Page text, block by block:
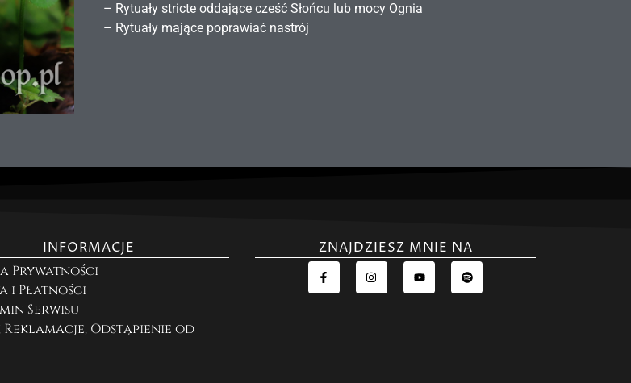
– Rytuały stricte oddające cześć Słońcu lub mocy Ognia
– Rytuały mające poprawiać nastrój
INFORMACJE
Prywatności
i Płatności
Serwisu
Odstąpienie od
ZNAJDZIESZ MNIE NA